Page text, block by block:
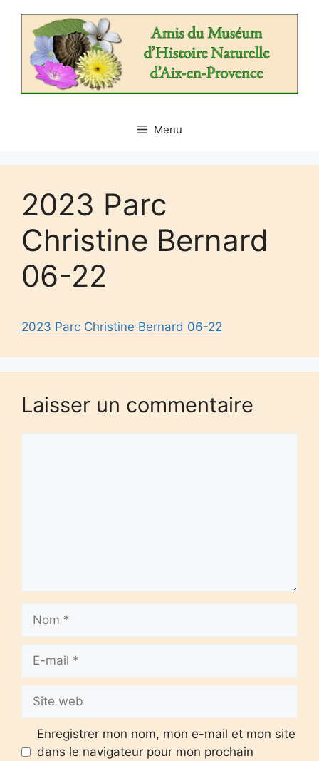
contenu
Menu
2023 Parc
Christine Bernard
06-22
2023 Parc Christine Bernard 06-22
Laisser un commentaire
mail
web
Enregistrer mon nom, mon e-mail et mon site
dans le navigateur pour mon prochain